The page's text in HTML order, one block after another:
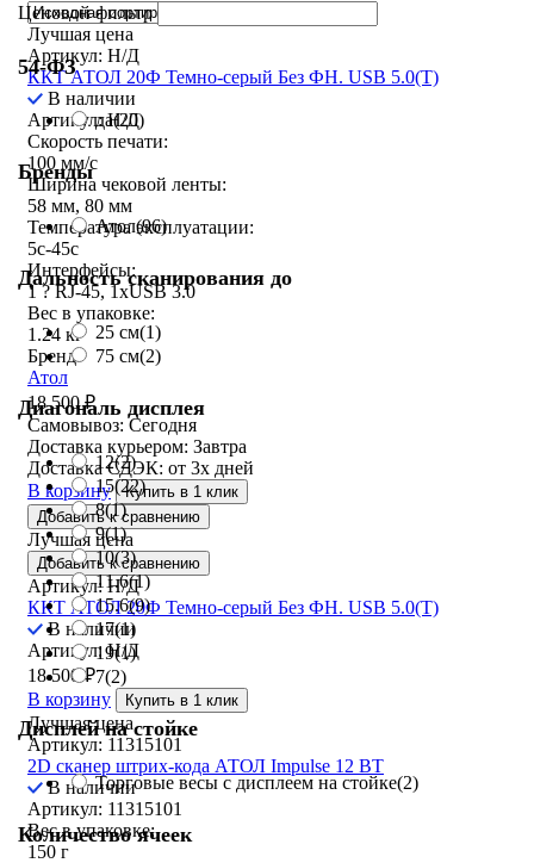
Ценовой фильтр
54-ФЗ
да(20)
Бренды
Атол(96)
Дальность сканирования до
25 см(1)
75 см(2)
Диагональ дисплея
12(2)
15(22)
8(1)
9(1)
10(3)
11.6(1)
15.6(9)
17(1)
19(1)
7(2)
Дисплей на стойке
Торговые весы с дисплеем на стойке(2)
Количество ячеек
Лучшая цена
Артикул: Н/Д
ККТ АТОЛ 20Ф Темно-серый Без ФН. USB 5.0(Т)
В наличии
Артикул: Н/Д
Скорость печати:
100 мм/с
Ширина чековой ленты:
58 мм, 80 мм
Температура эксплуатации:
5c-45c
Интерфейсы:
1 ? RJ-45, 1xUSB 3.0
Вес в упаковке:
1.24 кг
Бренд:
Атол
18 500₽
Самовывоз:Сегодня
Доставка курьером: Завтра
Доставка СДЭК: от 3х дней
В корзину
Купить в 1 клик
Добавить к сравнению
Лучшая цена
Добавить к сравнению
Артикул: Н/Д
ККТ АТОЛ 20Ф Темно-серый Без ФН. USB 5.0(Т)
В наличии
Артикул: Н/Д
18 500₽
В корзину
Купить в 1 клик
Лучшая цена
Артикул: 11315101
2D сканер штрих-кода АТОЛ Impulse 12 BT
В наличии
Артикул: 11315101
Вес в упаковке:
150 г